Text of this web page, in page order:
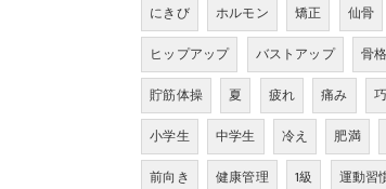
にきび
ホルモン 矯正
仙骨
ヒップアップ
バストアップ
骨格
貯筋体操
夏 疲れ 痛み
小学生
中学生 冷え 肥満
前向き
健康管理 1級 運動習